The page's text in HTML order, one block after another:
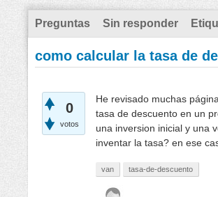
Preguntas Sin responder
como calcular la tasa de
0
votos
He revisado muchas
tasa de descuento en un
una inversion inicial y una
inventar la tasa? en ese
van tasa-de-descuento